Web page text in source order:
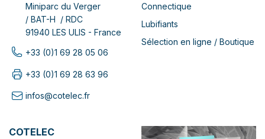
Miniparc du Verger
/ BAT-H / RDC
91940 LES ULIS - France
+33 (0)1 69 28 05 06
+33 (0)1 69 28 63 96
infos@cotelec.fr
Connectique
Lubifiants
Sélection en ligne / Boutique
COTELEC